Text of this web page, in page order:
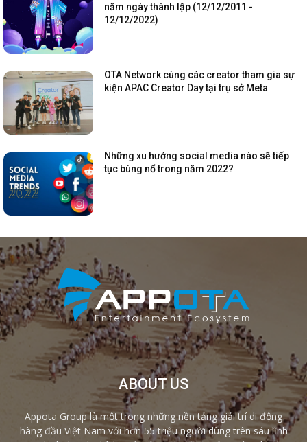
năm ngày thành lập (12/12/2011 -
12/12/2022)
OTA Network cùng các creator tham gia sự
kiện APAC Creator Day tại trụ sở Meta
Những xu hướng social media nào sẽ tiếp
tục bùng nổ trong năm 2022?
ABOUT US
Appota Group là một trong những nền tảng giải trí di động
hàng đầu Việt Nam với hơn 55 triệu người dùng trên sáu lĩnh